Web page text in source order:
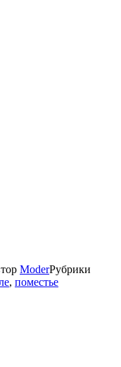
ModerРубрики
, поместье